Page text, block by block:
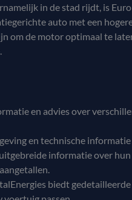
in de stad rijdt, is
auto met een
om de motor optimaal te
en advies over
en technische
informatie over
biedt